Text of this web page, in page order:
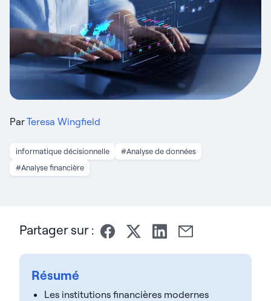
ParTeresa Wingfield
informatique décisionnelle
#Analyse de données
#Analyse financière
Partager sur :
Résumé
Les institutions financières modernes